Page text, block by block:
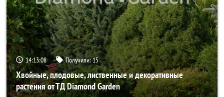
14:13:07 Получили:15
Хвойные, плодовые, лиственные и декоративные
растения от ТД Diamond Garden